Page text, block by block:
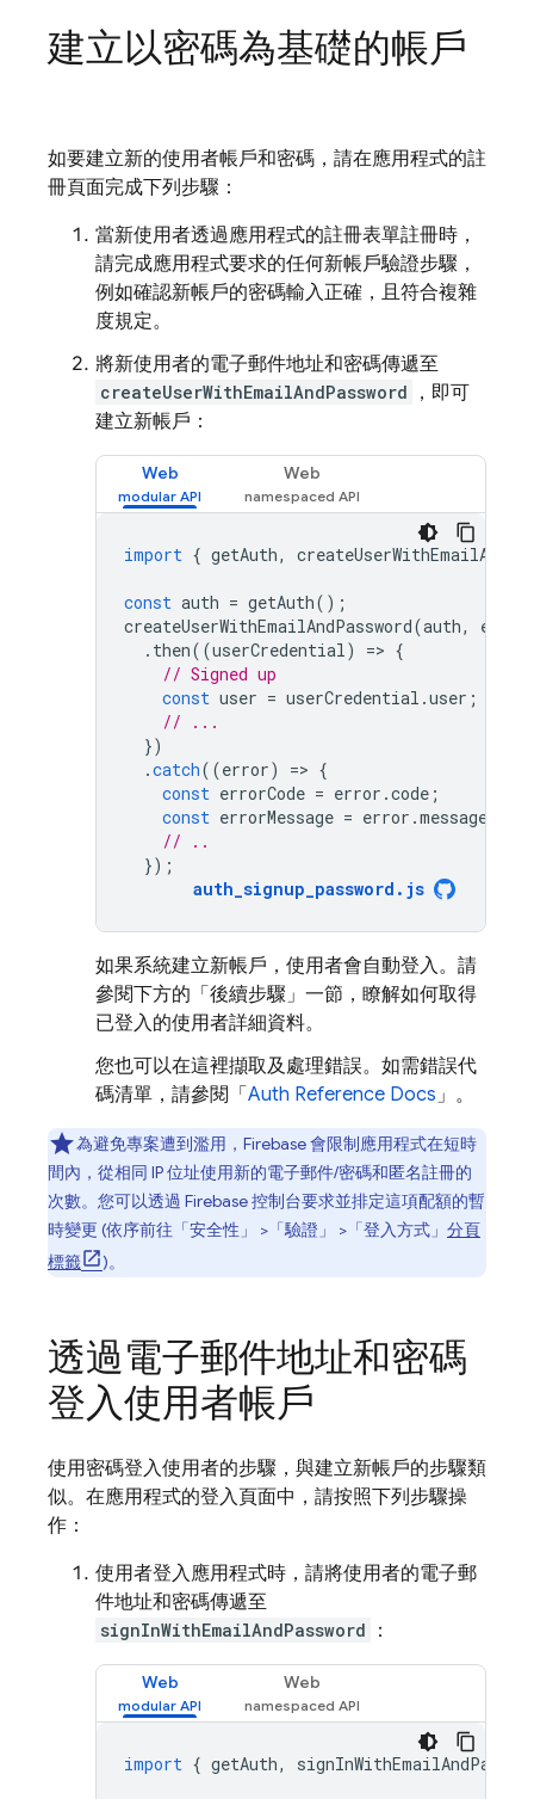
建立以密碼為基礎的帳戶
如要建立新的使用者帳戶和密碼，請在應用程式的註
冊頁面完成下列步驟：
當新使用者透過應用程式的註冊表單註冊時，
請完成應用程式要求的任何新帳戶驗證步驟，
例如確認新帳戶的密碼輸入正確，且符合複雜
度規定。
將新使用者的電子郵件地址和密碼傳遞至
createUserWithEmailAndPassword
，即可
建立新帳戶：
Web Web
import { getAuth,
const auth = getAuth();
createUserWithEmailAndPassword(auth, email
. then((userCredential) => {
// Signed up
const user = userCredential .user ;
// ...
})
.catch((error) => {
const errorCode = error .code ;
const errorMessage = error .message
// ..
});
auth_signup_password . js
如果系統建立新帳戶，使用者會自動登入。請
參閱下方的「後續步驟」一節，瞭解如何取得
已登入的使用者詳細資料。
您也可以在這裡擷取及處理錯誤。如需錯誤代
碼清單，請參閱「 Auth Reference Docs」。
為避免專案遭到濫用，Firebase 會限制應用程式在短時
間內，從相同 IP 位址使用新的電子郵件/密碼和匿名註冊的
次數。您可以透過 Firebase控制台要求並排定這項配額的暫
時變更 (依序前往「安全性」
>「驗證」 >「登入方式」 分頁
標籤
)。
透過電子郵件地址和密碼
登入使用者帳戶
使用密碼登入使用者的步驟，與建立新帳戶的步驟類
似。在應用程式的登入頁面中，請按照下列步驟操
作：
使用者登入應用程式時，請將使用者的電子郵
件地址和密碼傳遞至
signInWithEmailAndPassword ：
Web Web
import { getAuth,